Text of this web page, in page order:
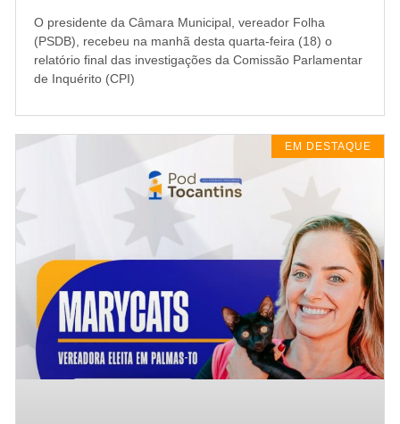
O presidente da Câmara Municipal, vereador Folha
(PSDB), recebeu na manhã desta quarta-feira (18) o
relatório final das investigações da Comissão Parlamentar
de Inquérito (CPI)
EM DESTAQUE